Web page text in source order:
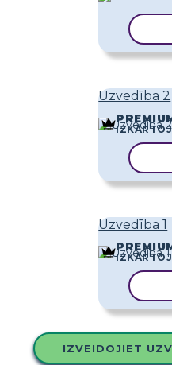
Uzvedība 2
Uzvedība 1
IZVEIDOJIET